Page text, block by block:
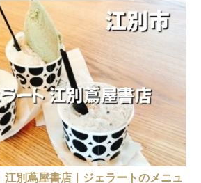
江別蔦屋書店｜ジェラートのメニュ